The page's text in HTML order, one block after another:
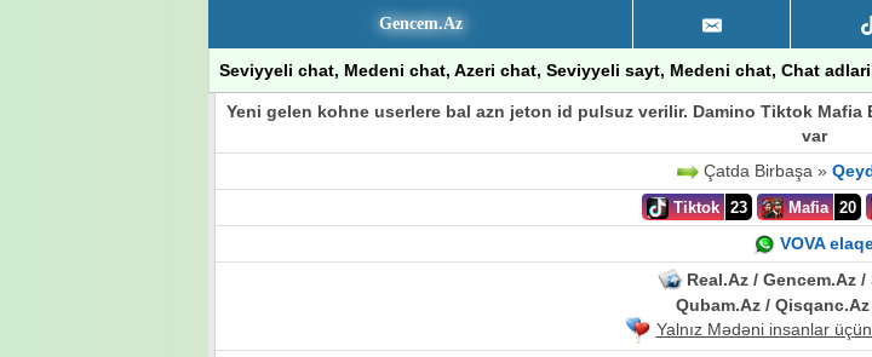
Gencem.Az
Seviyyeli chat, Medeni chat, Azeri chat, Seviyyeli sayt, Medeni chat, Chat
Yeni gelen kohne userlere bal azn jeton id pulsuz verilir. Damino Tiktok
var
Çatda Birbaşa »
Tiktok 23 Mafia 20
VOVA
Real.Az / Gencem.Az /
Qubam.Az / Qisqanc.Az
Yalnız Mədəni insanlar